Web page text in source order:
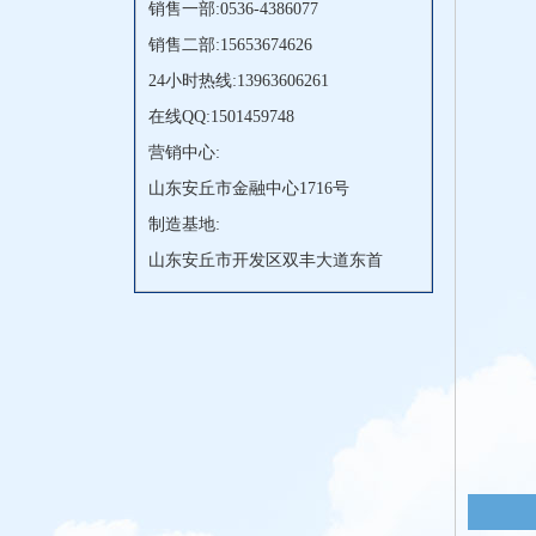
销售一部:0536-4386077
销售二部:15653674626
24小时热线:13963606261
在线QQ:1501459748
营销中心:
山东安丘市金融中心1716号
制造基地:
山东安丘市开发区双丰大道东首